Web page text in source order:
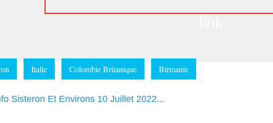
Italie Colombie Britanique Birmanie
Sisteron Et Environs 10 Juillet 2022...